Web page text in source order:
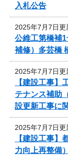
入札公告
2025年7月7日更
公維工第橋補
補修）多芸橋
2025年7月7日更
【建設工事
テナンス補助
設更新工事に
2025年7月7日更
【建設工事
力向上再整備